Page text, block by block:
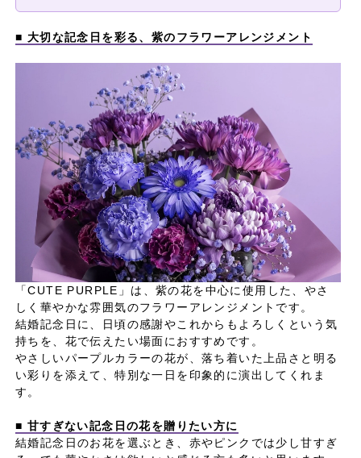
■ 大切な記念日を彩る、紫のフラワーアレンジメント
「CUTE PURPLE」は、紫の花を中心に使用した、やさ
しく華やかな雰囲気のフラワーアレンジメントです。
結婚記念日に、日頃の感謝やこれからもよろしくという気
持ちを、花で伝えたい場面におすすめです。
やさしいパープルカラーの花が、落ち着いた上品さと明る
い彩りを添えて、特別な一日を印象的に演出してくれま
す。
■ 甘すぎない記念日の花を贈りたい方に
結婚記念日のお花を選ぶとき、赤やピンクでは少し甘すぎ